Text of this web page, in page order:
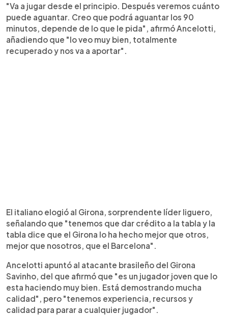
"Va a jugar desde el principio. Después veremos cuánto
puede aguantar. Creo que podrá aguantar los 90
minutos, depende de lo que le pida", afirmó Ancelotti,
añadiendo que "lo veo muy bien, totalmente
recuperado y nos va a aportar".
El italiano elogió al Girona, sorprendente líder liguero,
señalando que "tenemos que dar crédito a la tabla y la
tabla dice que el Girona lo ha hecho mejor que otros,
mejor que nosotros, que el Barcelona".
Ancelotti apuntó al atacante brasileño del Girona
Savinho, del que afirmó que "es un jugador joven que lo
esta haciendo muy bien. Está demostrando mucha
calidad", pero "tenemos experiencia, recursos y
calidad para parar a cualquier jugador".